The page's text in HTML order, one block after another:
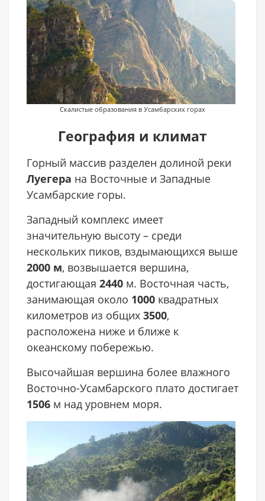
Скалистые образования в Усамбарских горах
География и климат
Горный массив разделен долиной реки
Луегера на Восточные и Западные
Усамбарские горы.
Западный комплекс имеет
значительную высоту – среди
нескольких пиков, вздымающихся выше
2000 м, возвышается вершина,
достигающая 2440 м. Восточная часть,
занимающая около 1000 квадратных
километров из общих 3500,
расположена ниже и ближе к
океанскому побережью.
Высочайшая вершина более влажного
Восточно-Усамбарского плато достигает
1506 м над уровнем моря.